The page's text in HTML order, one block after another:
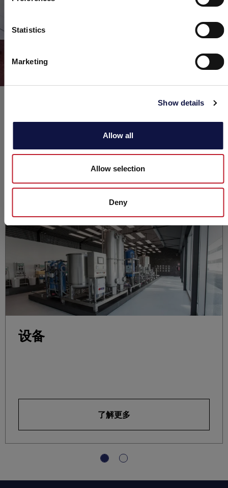
Statistics
Marketing
Show details
Allow all
Allow selection
Deny
我理解
AEB工程公司技术方案的独特性首先来自于我们的
客
设备的正确尺寸到最终安装；从日常维护到员工培训
设备
了解更多